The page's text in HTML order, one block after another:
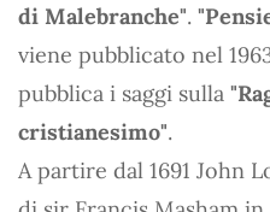
di Malebranche".
viene pubblicato nel
pubblica i saggi sulla
cristianesimo".
A partire dal 1691 John